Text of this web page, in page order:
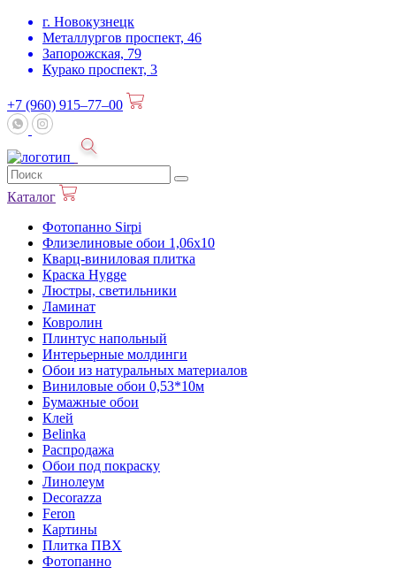
г. Новокузнецк
Металлургов проспект, 46
Запорожская, 79
Курако проспект, 3
+7 (960) 915–77–00
Каталог
Фотопанно Sirpi
Флизелиновые обои 1,06х10
Кварц-виниловая плитка
Краска Hygge
Люстры, светильники
Ламинат
Ковролин
Плинтус напольный
Интерьерные молдинги
Обои из натуральных материалов
Виниловые обои 0,53*10м
Бумажные обои
Клей
Belinka
Распродажа
Обои под покраску
Линолеум
Decorazza
Feron
Картины
Плитка ПВХ
Фотопанно